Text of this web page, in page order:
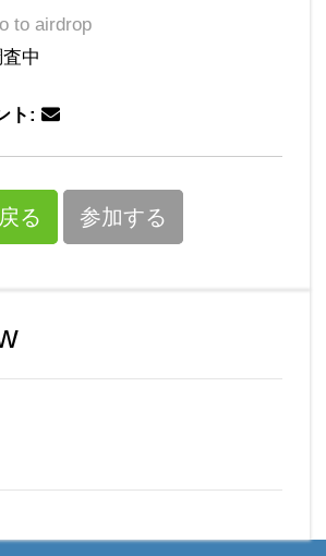
to airdrop
中
ト:
戻る 参加する